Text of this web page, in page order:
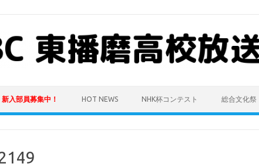
新入部員募集中！ HOT NEWS NHK杯コンテスト 総合文化祭